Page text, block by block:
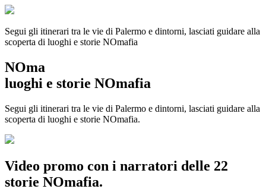
Segui gli itinerari tra le vie di Palermo e dintorni, lasciati guidare alla
scoperta di luoghi e storie NOmafia
NOma
luoghi e storie NOmafia
Segui gli itinerari tra le vie di Palermo e dintorni, lasciati guidare alla
scoperta di luoghi e storie NOmafia.
Video promo con i narratori delle 22
storie NOmafia.